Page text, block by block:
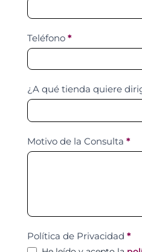
Teléfono *
¿A qué tienda quiere
Motivo de la Consulta *
Política de Privacidad *